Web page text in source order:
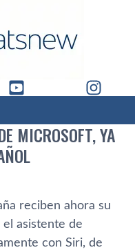
MICROSOFT, YA
reciben ahora su
asistente de
con Siri, de